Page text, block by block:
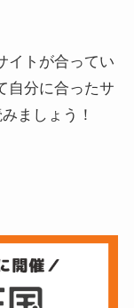
イトが合ってい
自分に合ったサ
ましょう！